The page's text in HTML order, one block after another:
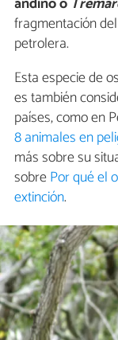
fragmentación
petrolera.
Esta especie de
es también
países, como en
8 animales en
más sobre su
sobrePor qué el
extinción.